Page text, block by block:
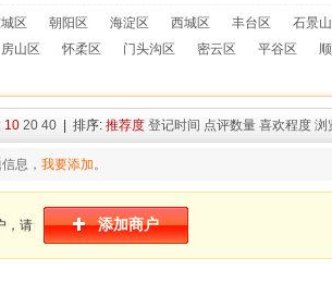
区 朝阳区 海淀区 西城区 丰台区
石景
房山区 怀柔区 门头沟区 密云区 平谷区
10 20 40 | 排序: 推荐度 登记时间 点评数量 喜欢程度 浏
息， 我要添加。
，请 添加商户